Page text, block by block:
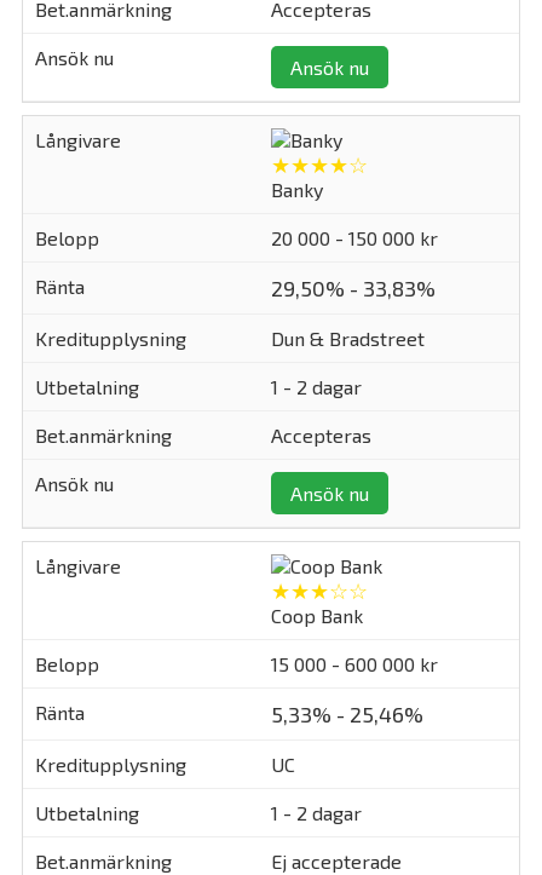
Accepteras
Ansök nu
★★★★☆
Banky
20 000 - 150 000 kr
29,50% - 33,83%
Dun & Bradstreet
1 - 2 dagar
Accepteras
Ansök nu
★★★☆☆
Coop Bank
15 000 - 600 000 kr
5,33% - 25,46%
UC
1 - 2 dagar
Ej accepterade